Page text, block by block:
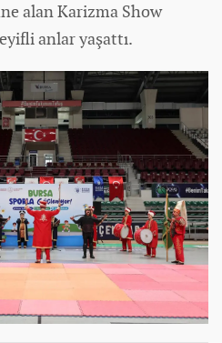
alan Karizma Show
anlar yaşattı.